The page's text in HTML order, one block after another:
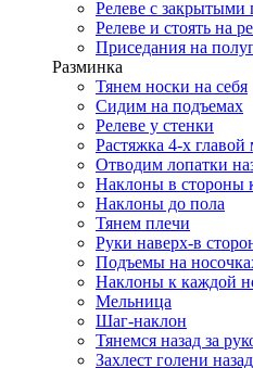
Релеве с закрытыми
Релеве и стоять на
Приседания на
Разминка
Тянем носки на себя
Сидим на подъемах
Релеве у стенки
Растяжка 4-х
Отводим лопатки
Наклоны в стороны
Наклоны до пола
Тянем плечи
Руки наверх-в
Подъемы на
Наклоны к каждой
Мельница
Шаг-наклон
Тянемся назад за
Захлест голени назад